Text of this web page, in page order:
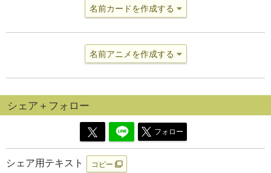
名前カードを作成する
名前アニメを作成する
シェア＋フォロー
フォロー
シェア用テキスト コピー